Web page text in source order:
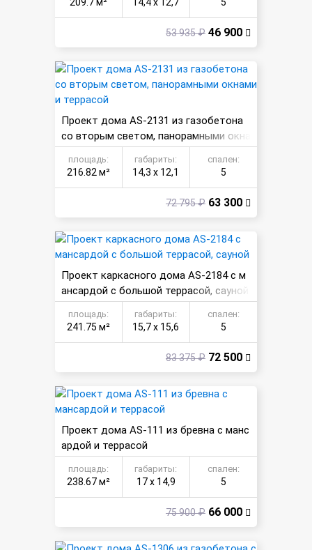
209.7 м² 14,4 х 12,7 5
53 935 ₽ 46 900
Проект дома AS-2131 из газобетона
со вторым светом, панорамными окна
площадь:
216.82 м²
габариты:
14,3 х 12,1
спален:
5
72 795 ₽ 63 300
Проект каркасного дома AS-2184 с м
ансардой с большой террасой, сауной
площадь:
241.75 м²
габариты:
15,7 х 15,6
спален:
5
83 375 ₽ 72 500
Проект дома AS-111 из бревна с манс
ардой и террасой
площадь:
238.67 м²
габариты:
17 х 14,9
спален:
5
75 900 ₽ 66 000